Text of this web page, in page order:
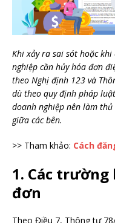
Khi xảy ra sai sót hoặc
nghiệp cần hủy hóa đơn
theo Nghị định 123 và
dù theo quy định pháp
doanh nghiệp nên làm
giữa các bên.
>> Tham khảo: Cách
1. Các trường
đơn
Theo Điều 7, Thông tư